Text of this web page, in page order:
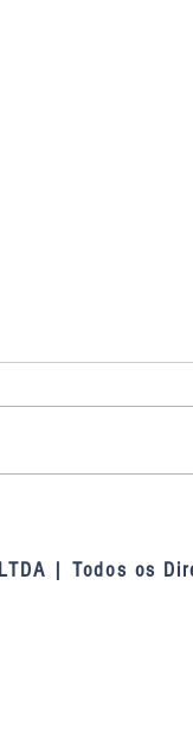
palestra do
Oliveira no
| Todos os